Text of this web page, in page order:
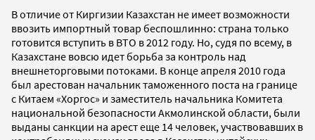
В отличие от Киргизии Казахстан не имеет возможности
ввозить импортный товар беспошлинно: страна только
готовится вступить в ВТО в 2012 году. Но, судя по всему, в
Казахстане вовсю идет борьба за контроль над
внешнеторговыми потоками. В конце апреля 2010 года
был арестован начальник таможенного поста на границе
с Китаем «Хоргос» и заместитель начальника Комитета
национальной безопасности Акмолинской области, были
выданы санкции на арест еще 14 человек, участвовавших в